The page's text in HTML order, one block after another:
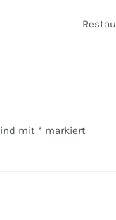
mit * markiert